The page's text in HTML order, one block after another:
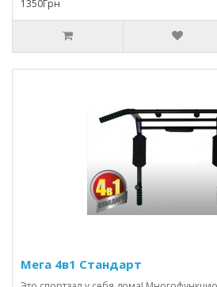
1350Грн
Мега 4в1 Стандарт